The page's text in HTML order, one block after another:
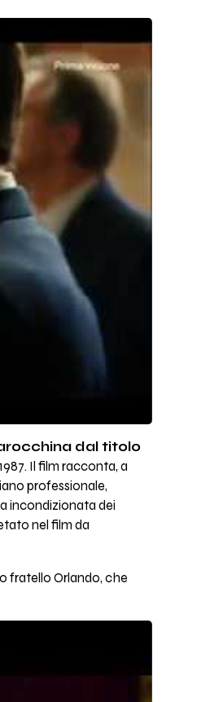
dal titolo
Il film racconta, a
professionale,
incondizionata dei
nel film da
fratello Orlando, che